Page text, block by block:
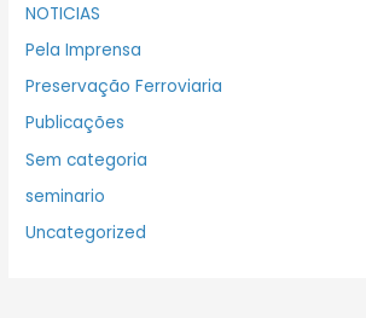
NOTICIAS
Pela Imprensa
Preservação Ferroviaria
Publicações
Sem categoria
seminario
Uncategorized